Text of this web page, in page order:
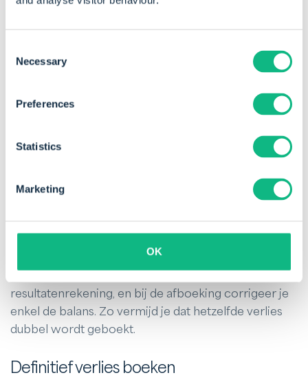
Selection
Necessary
Preferences
Statistics
Marketing
OK
resultaat verwerken. In dat geval schrijf je de factuur
Voorbeeld afboeking
Op die manier spreid je het verlies in de tijd: bij de
resultatenrekening, en bij de afboeking corrigeer je
enkel de balans. Zo vermijd je dat hetzelfde verlies
dubbel wordt geboekt.
Definitief verlies boeken